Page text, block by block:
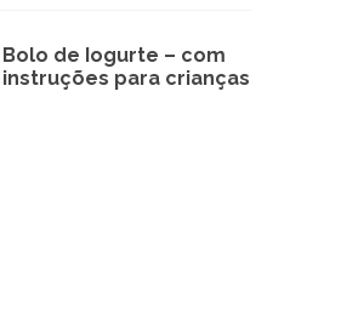
Bolo de Iogurte – com
instruções para crianças